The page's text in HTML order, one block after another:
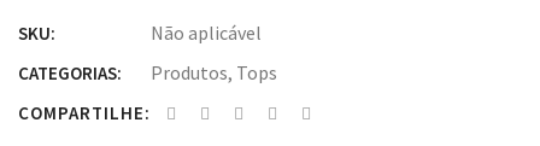
SKU: Não aplicável
CATEGORIAS: Produtos, Tops
COMPARTILHE: